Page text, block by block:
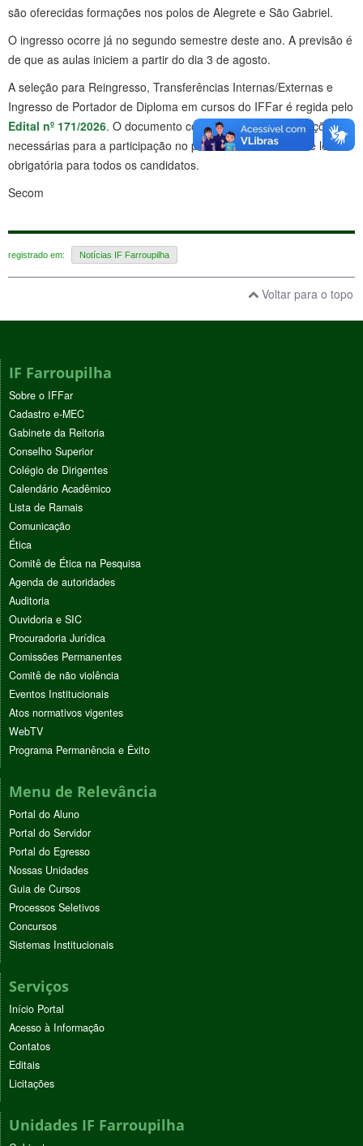
são oferecidas formações nos polos de Alegrete e São Gabriel.
O ingresso ocorre já no segundo semestre deste ano. A previsão é
de que as aulas iniciem a partir do dia 3 de agosto.
A seleção para Reingresso, Transferências Internas/Externas e
Ingresso de Portador de Diploma em cursos do IFFar é regida pelo
Edital nº 171/2026. O documento contém todas as informações
necessárias para a participação no processo seletivo e é de leitura
obrigatória para todos os candidatos.
Secom
registrado em: Notícias IF Farroupilha
Voltar para o topo
IF Farroupilha
Sobre o IFFar
Cadastro e-MEC
Gabinete da Reitoria
Conselho Superior
Colégio de Dirigentes
Calendário Acadêmico
Lista de Ramais
Comunicação
Ética
Comitê de Ética na Pesquisa
Agenda de autoridades
Auditoria
Ouvidoria e SIC
Procuradoria Jurídica
Comissões Permanentes
Comitê de não violência
Eventos Institucionais
Atos normativos vigentes
WebTV
Programa Permanência e Êxito
Menu de Relevância
Portal do Aluno
Portal do Servidor
Portal do Egresso
Nossas Unidades
Guia de Cursos
Processos Seletivos
Concursos
Sistemas Institucionais
Serviços
Início Portal
Acesso à Informação
Contatos
Editais
Licitações
Unidades IF Farroupilha